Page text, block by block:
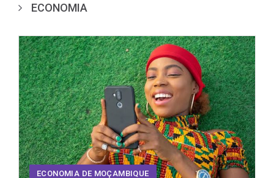
ECONOMIA
ECONOMIA DE MOÇAMBIQUE